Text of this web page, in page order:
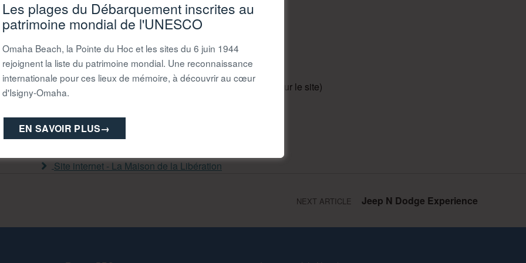
06 87 40 35 63
contact@maisondelaliberation.fr
Ouvert du 1er mai au 13 septembre (voir détails horaires sur le site)
chien autorisé
Site internet - La Maison de la Libération
NEXT ARTICLE Jeep N Dodge Experience
Les plages du Débarquement inscrites au
patrimoine mondial de l'UNESCO
Omaha Beach, la Pointe du Hoc et les sites du 6 juin 1944
rejoignent la liste du patrimoine mondial. Une reconnaissance
internationale pour ces lieux de mémoire, à découvrir au cœur
d'Isigny-Omaha.
EN SAVOIR PLUS→